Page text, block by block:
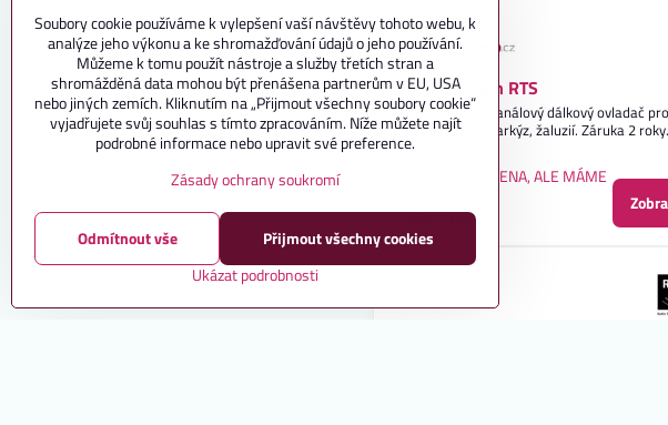
Smoove origin RTS
Nástěnný jednokanálový dálkový ovladač pro
ovládání rolet, markýz, žaluzií. Záruka 2 roky.
VÝROBA UKONČENA, ALE MÁME
1 029 Kč
Soubory cookie používáme k vylepšení vaší návštěvy tohoto webu, k
analýze jeho výkonu a ke shromažďování údajů o jeho používání.
Můžeme k tomu použít nástroje a služby třetích stran a
shromážděná data mohou být přenášena partnerům v EU, USA
nebo jiných zemích. Kliknutím na „Přijmout všechny soubory cookie“
vyjadřujete svůj souhlas s tímto zpracováním. Níže můžete najít
podrobné informace nebo upravit své preference.
Zásady ochrany soukromí
Ukázat podrobnosti
Přijmout všechny cookies
Odmítnout vše